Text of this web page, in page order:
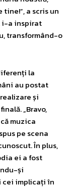
a scris un
i-a inspirat
transformând-o
la
au postat
și
„Bravo,
muzica
pe scena
În plus,
ei a fost
și
cei implicați în